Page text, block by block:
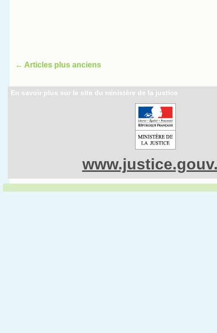
← Articles plus anciens
En savoir plus sur le site du ministère de la justice